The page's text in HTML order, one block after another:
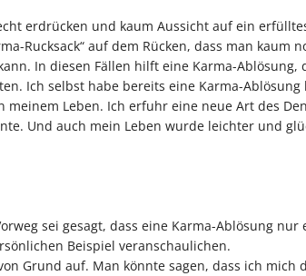
erdrücken und kaum Aussicht auf ein
Rucksack“ auf dem Rücken, dass man kaum
In diesen Fällen hilft eine Karma-Ablösung,
Ich selbst habe bereits eine Karma-Ablösung
Leben. Ich erfuhr eine neue Art des
Und auch mein Leben wurde leichter und
sei gesagt, dass eine Karma-Ablösung nur
Beispiel veranschaulichen.
Grund auf. Man könnte sagen, dass ich mich